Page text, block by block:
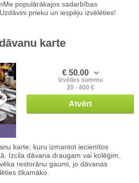
populārākajos sadarbības
prieku un iespēju izvēlēties!
karte
€ 50.00
Izvēlies summu
20 - 400 €
Atvērt
karte, kuru izmantot iecienītos
Izcila dāvana draugam vai kolēģim.
restorānu gaumi, jo dāvanas
tīkamāko.